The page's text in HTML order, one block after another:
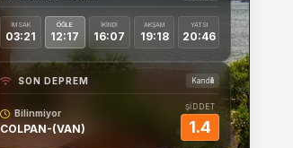
İMSAK
03:21
ÖĞLE
12:17
İKINDI
16:07
AKŞAM
19:18
YATSI
20:46
SON DEPREM Kandilli
Bilinmiyor
COLPAN-(VAN)
ŞİDDET
1.4